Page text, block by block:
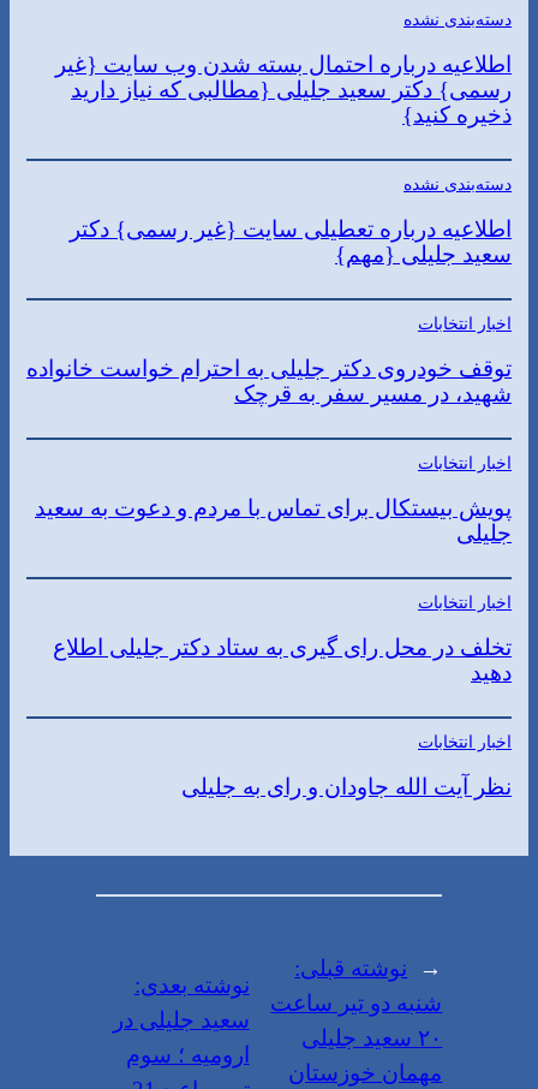
دسته‌بندی نشده
اطلاعیه درباره احتمال بسته شدن وب سایت {غیر
رسمی} دکتر سعید جلیلی {مطالبی که نیاز دارید
ذخیره کنید}
دسته‌بندی نشده
اطلاعیه درباره تعطیلی سایت {غیر رسمی} دکتر
سعید جلیلی {مهم}
اخبار انتخابات
توقف خودروی دکتر جلیلی به احترام خواست خانواده
شهید، در مسیر سفر به قرچک
اخبار انتخابات
پویش بیستکال برای تماس با مردم و دعوت به سعید
جلیلی
اخبار انتخابات
تخلف در محل رای گیری به ستاد دکتر جلیلی اطلاع
دهید
اخبار انتخابات
نظر آیت الله جاودان و رای به جلیلی
←
نوشته قبلی:
شنبه دو تیر ساعت
۲۰ سعید جلیلی
مهمان خوزستان
نوشته بعدی:
سعید جلیلی در
ارومیه ؛ سوم